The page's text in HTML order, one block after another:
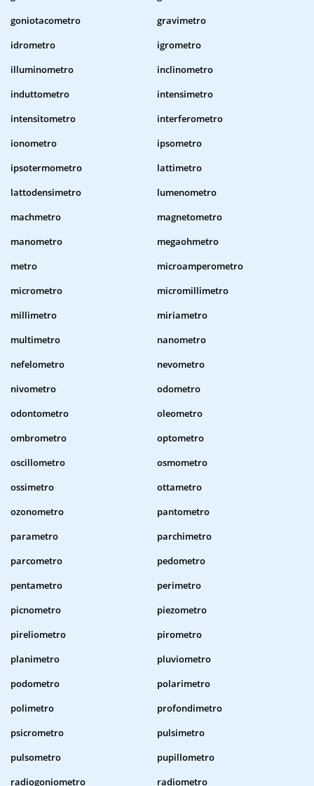
goniotacometro
gravimetro
idrometro
igrometro
illuminometro
inclinometro
induttometro
intensimetro
intensitometro
interferometro
ionometro
ipsometro
ipsotermometro
lattimetro
lattodensimetro
lumenometro
machmetro
magnetometro
manometro
megaohmetro
metro
microamperometro
micrometro
micromillimetro
millimetro
miriametro
multimetro
nanometro
nefelometro
nevometro
nivometro
odometro
odontometro
oleometro
ombrometro
optometro
oscillometro
osmometro
ossimetro
ottametro
ozonometro
pantometro
parametro
parchimetro
parcometro
pedometro
pentametro
perimetro
picnometro
piezometro
pireliometro
pirometro
planimetro
pluviometro
podometro
polarimetro
polimetro
profondimetro
psicrometro
pulsimetro
pulsometro
pupillometro
radiogoniometro
radiometro